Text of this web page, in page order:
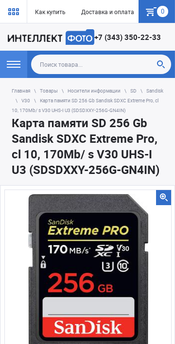
Как купить Доставка и оплата Гарантия
0
+7 (343) 350-22-33
Главная Товары Носители информации SD
Sandisk
V30
Карта памяти SD 256 Gb Sandisk SDXC Extreme Pro, cl
10, 170Mb/ s V30 UHS-I U3 (SDSDXXY-256G-GN4IN)
Карта памяти SD 256 Gb
Sandisk SDXC Extreme Pro,
cl 10, 170Mb/ s V30 UHS-I
U3 (SDSDXXY-256G-GN4IN)